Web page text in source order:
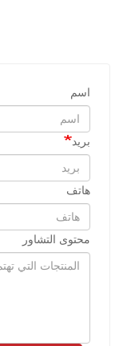
اسم
بريد
هاتف
محتوى التشاور